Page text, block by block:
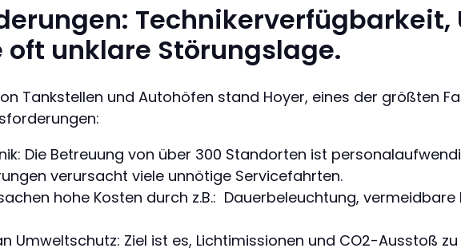
Technikerverfügbarkeit,
unklare Störungslage.
Tankstellen und Autohöfen stand Hoyer, eines der größten
Die Betreuung von über 300 Standorten ist
verursacht viele unnötige Servicefahrten.
hohe Kosten durch z.B.: Dauerbeleuchtung,
Umweltschutz: Ziel ist es, Lichtimissionen und CO2-Ausstoß